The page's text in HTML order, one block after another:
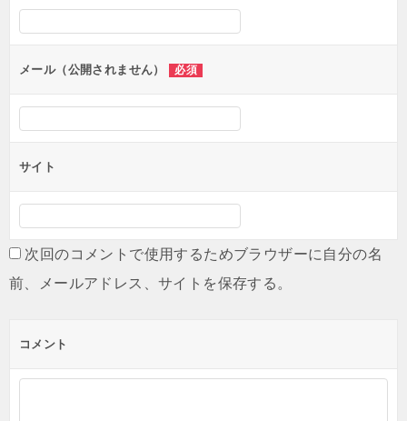
シ
ョ
ンメール（公開されません） 必須
サイト
次回のコメントで使用するためブラウザーに自分の名
前、メールアドレス、サイトを保存する。
コメント